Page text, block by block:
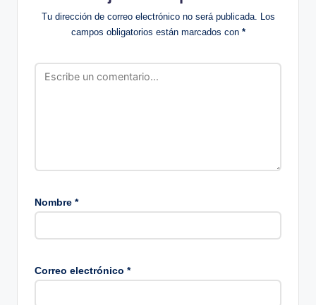
Tu dirección de correo electrónico no será publicada. Los
campos obligatorios están marcados con *
Nombre *
Correo electrónico *